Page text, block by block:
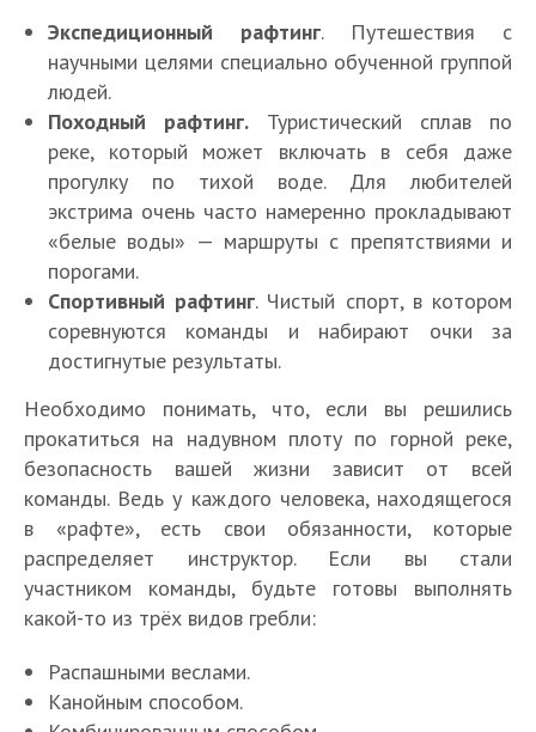
Экспедиционный рафтинг. Путешествия с
научными целями специально обученной группой
людей.
Походный рафтинг. Туристический сплав по
реке, который может включать в себя даже
прогулку по тихой воде. Для любителей
экстрима очень часто намеренно прокладывают
«белые воды» — маршруты с препятствиями и
порогами.
Спортивный рафтинг. Чистый спорт, в котором
соревнуются команды и набирают очки за
достигнутые результаты.
Необходимо понимать, что, если вы решились
прокатиться на надувном плоту по горной реке,
безопасность вашей жизни зависит от всей
команды. Ведь у каждого человека, находящегося
в «рафте», есть свои обязанности, которые
распределяет инструктор. Если вы стали
участником команды, будьте готовы выполнять
какой-то из трёх видов гребли:
Распашными веслами.
Канойным способом.